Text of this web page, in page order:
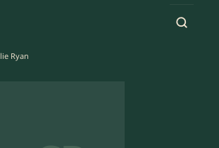
Ryan